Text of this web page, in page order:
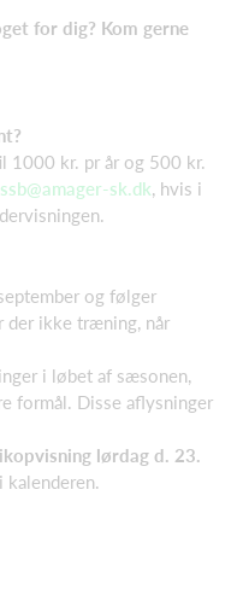
for dig? Kom gerne
1000 kr. pr år og 500 kr.
ssb@amager-sk.dk, hvis i
og følger
der ikke træning, når
i løbet af sæsonen,
formål. Disse aflysninger
lørdag d. 23.
kalenderen.